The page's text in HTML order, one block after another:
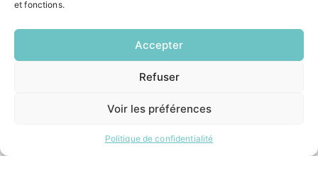
et fonctions.
Accepter
Refuser
Voir les préférences
Politique de confidentialité
Restauration scolaire
INFORMATIONS LÉGALES
Politique de confidentialité